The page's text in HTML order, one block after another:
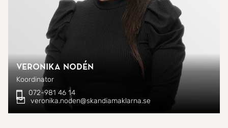
Veronika Nodén
Koordinator
072-981 46 14
veronika.noden@skandiamaklarna.se